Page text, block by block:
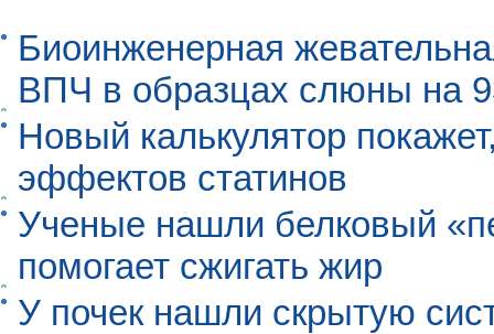
Биоинженерная
ВПЧ в образцах слюны на
Новый калькулятор
эффектов статинов
Ученые нашли белковый
помогает сжигать жир
У почек нашли скрытую